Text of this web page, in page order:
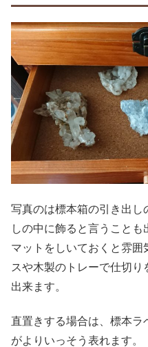
写真のは標本箱の引き出し
しの中に飾ると言うこと
マットをしいておくと雰
スや木製のトレーで仕切
出来ます。
直置きする場合は、標本
がよりいっそう表れます。